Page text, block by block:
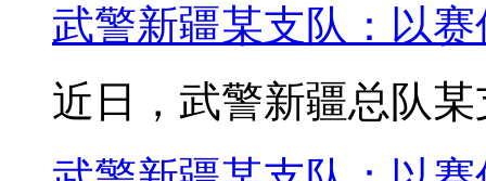
武警新疆某支队：以
近日，武警新疆总队